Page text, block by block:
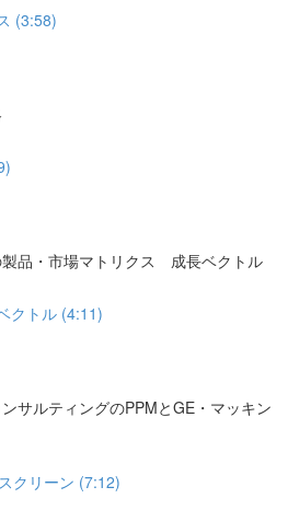
(3:58)
品・市場マトリクス 成長ベクトル
クトル (4:11)
サルティングのPPMとGE・マッキン
クリーン (7:12)